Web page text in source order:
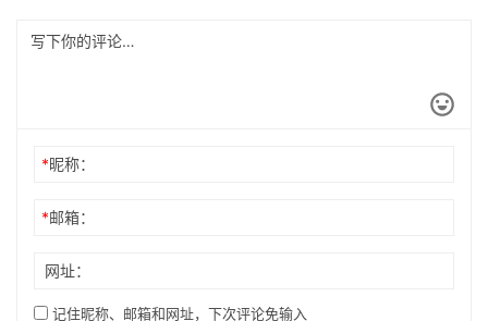
*昵称：
*邮箱：
网址：
记住昵称、邮箱和网址，下次评论免输入